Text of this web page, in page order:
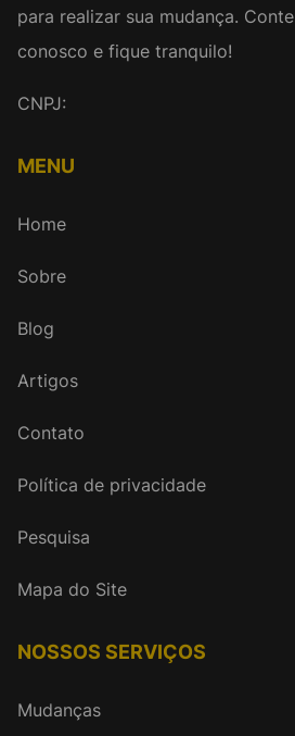
para realizar sua mudança. Conte
conosco e fique tranquilo!
CNPJ:
MENU
Home
Sobre
Blog
Artigos
Contato
Política de privacidade
Pesquisa
Mapa do Site
NOSSOS SERVIÇOS
Mudanças